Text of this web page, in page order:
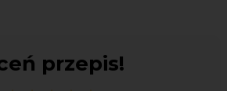
przepis!